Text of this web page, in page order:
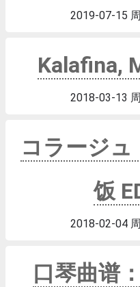
2019-07-15
Kalafina,
2018-03-13
コラージュ
饭
2018-02-04
口琴曲谱